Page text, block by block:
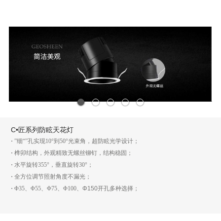
C•匠系列防眩天花灯
·”细“”孔实现10°到50°光束角，超防眩光学设计；
·榫卯结构，外观精致无螺丝铆钉，结构稳固；
·水平旋转355°，垂直旋转30°；
·全方位调节照射角度不漏光；
·Φ35、Φ55、Φ75、Φ100、Φ150开孔多种选择；